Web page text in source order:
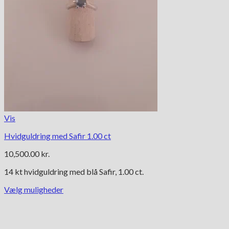
Vis
Hvidguldring med Safir 1.00 ct
10,500.00 kr.
14 kt hvidguldring med blå Safir, 1.00 ct.
Vælg muligheder